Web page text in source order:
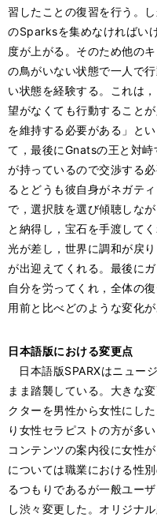
習したことの復習を行う。
のSparksを集めなければい
度が上がる。そのため他の
の鳥がいない状態で一人で
い状態を経験する。これは
望がなくても行動すること
を維持する必要がある」と
て，最後にGnatsの王と対
が持っているので交渉する
るとどうも彼自身がネガテ
で，選択肢を選び傾聴しな
と納得し，宝石を手渡して
光が差し，世界に調和が戻
が出迎えてくれる。最後に
自分を労ってくれ，全体の
用前と比べどのような変化
日本語版における変更点
日本語版SPARXはニュー
まま踏襲している。大きな
クターを男性から女性にし
り女性セラピストの方が多
コンテンツの案内役に女性
については職業における性
るつもりであるが一般ユー
し渋々変更した。オリジナ